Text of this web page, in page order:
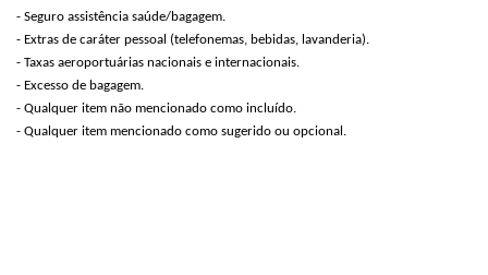
- Seguro assistência saúde/bagagem.
- Extras de caráter pessoal (telefonemas, bebidas, lavanderia).
- Taxas aeroportuárias nacionais e internacionais.
- Excesso de bagagem.
- Qualquer item não mencionado como incluído.
- Qualquer item mencionado como sugerido ou opcional.